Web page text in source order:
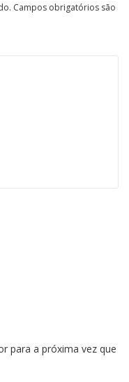
Campos obrigatórios são
para a próxima vez que